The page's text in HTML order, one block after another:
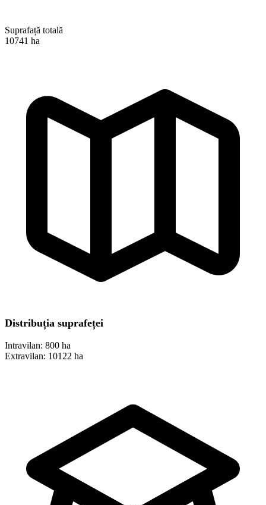
Suprafață totală
10741 ha
Distribuția suprafeței
Intravilan: 800 ha
Extravilan: 10122 ha